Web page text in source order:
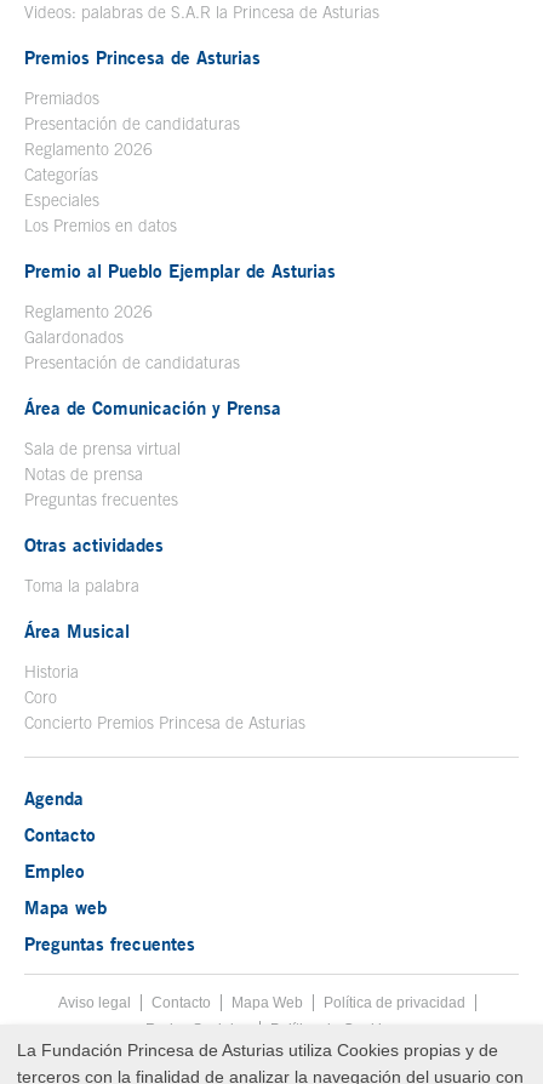
Videos: palabras de S.A.R la Princesa de Asturias
Premios Princesa de Asturias
Premiados
Presentación de candidaturas
Reglamento 2026
Categorías
Especiales
Los Premios en datos
Premio al Pueblo Ejemplar de Asturias
Reglamento 2026
Galardonados
Presentación de candidaturas
Área de Comunicación y Prensa
Sala de prensa virtual
Notas de prensa
Preguntas frecuentes
Otras actividades
Toma la palabra
Área Musical
Historia
Coro
Concierto Premios Princesa de Asturias
Agenda
Contacto
Empleo
Mapa web
Preguntas frecuentes
Menú pie
Aviso legal Tecla de acceso 8
Contacto Mapa Web
Política de privacidad
Redes Sociales
Política de Cookies
Fin menú pie
© Copyright Sat Aug 08 11:58:50 UTC 2026 Fundación Princesa de
La Fundación Princesa de Asturias utiliza Cookies propias y de
terceros con la finalidad de analizar la navegación del usuario con